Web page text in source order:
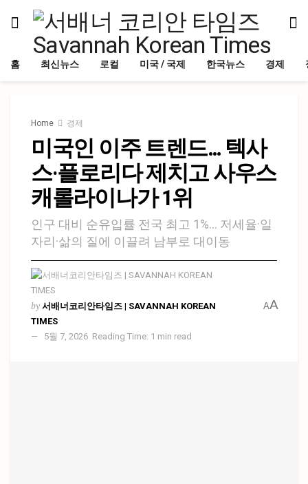
홈 최신뉴스 로컬 미국 / 국제 한국뉴스 경제
Home 경제
미국인 이주 트렌드… 텍사
스·플로리다 제치고 사우스
캐롤라이나가 1위
인구 대비 순유입률 전국 최고 1%… 저세율·일
자리·삶의 질에 이끌려 남부로 대이동
by 서배너코리안타임즈 | SAVANNAH KOREAN
TIMES
5월 7, 2026 Reading Time: 1 min read
AA